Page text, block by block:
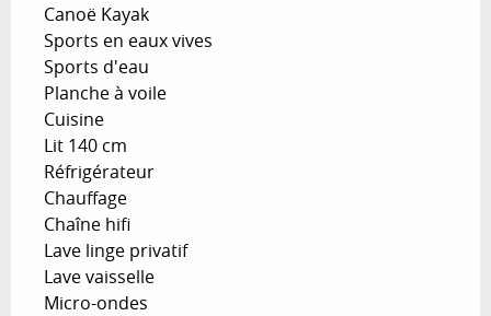
Canoë Kayak
Sports en eaux vives
Sports d'eau
Planche à voile
Cuisine
Lit 140 cm
Réfrigérateur
Chauffage
Chaîne hifi
Lave linge privatif
Lave vaisselle
Micro-ondes